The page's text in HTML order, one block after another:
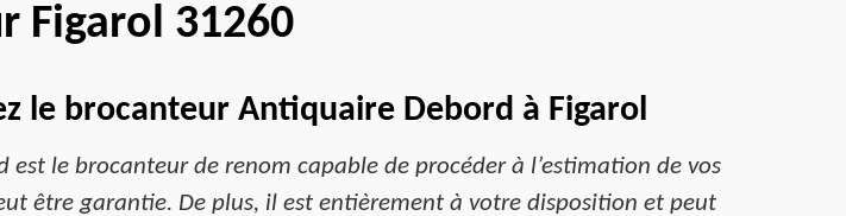
Figarol 31260
le brocanteur Antiquaire Debord à Figarol
le brocanteur de renom capable de procéder à l’estimation de vos
être garantie. De plus, il est entièrement à votre disposition et peut